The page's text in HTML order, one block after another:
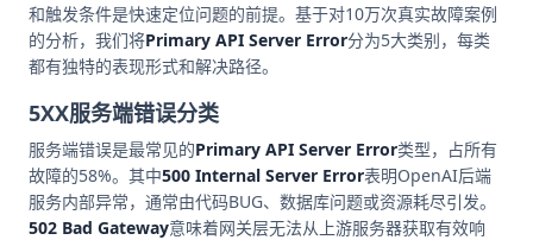
和触发条件是快速定位问题的前提。基于对10万次真实故障案例
的分析，我们将Primary API Server Error分为5大类别，每类
都有独特的表现形式和解决路径。
5XX服务端错误分类
服务端错误是最常见的Primary API Server Error类型，占所有
故障的58%。其中500 Internal Server Error表明OpenAI后端
服务内部异常，通常由代码BUG、数据库问题或资源耗尽引发。
502 Bad Gateway意味着网关层无法从上游服务器获取有效响